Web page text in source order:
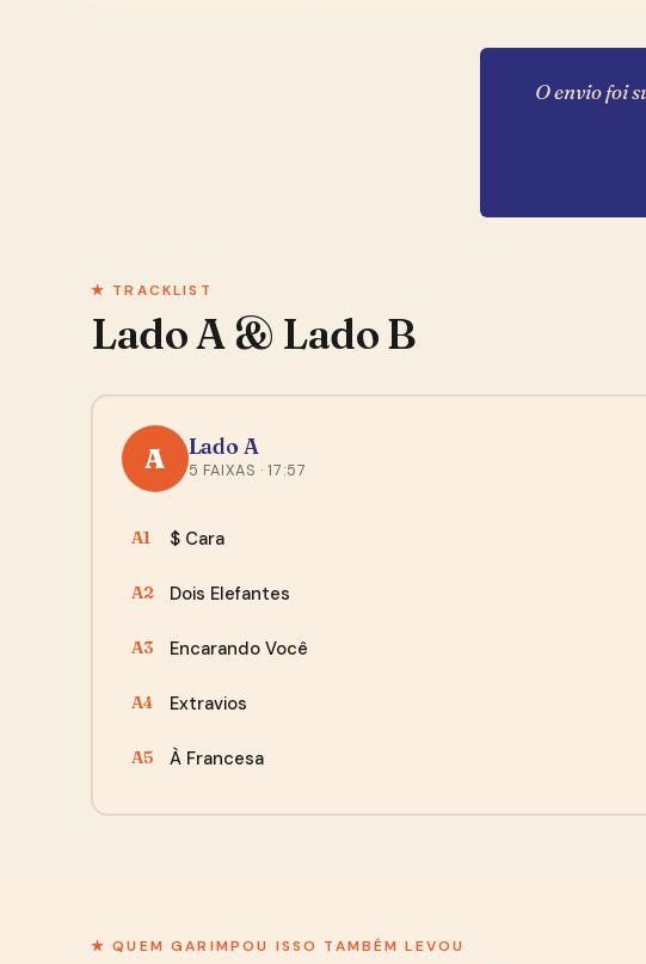
O envio foi
★ TRACKLIST
Lado A & Lado B
A Lado A
5 FAIXAS · 17:57
A1 $ Cara
A2 Dois Elefantes
A3 Encarando Você
A4 Extravios
A5 À Francesa
★ QUEM GARIMPOU ISSO TAMBÉM LEVOU
“O envio